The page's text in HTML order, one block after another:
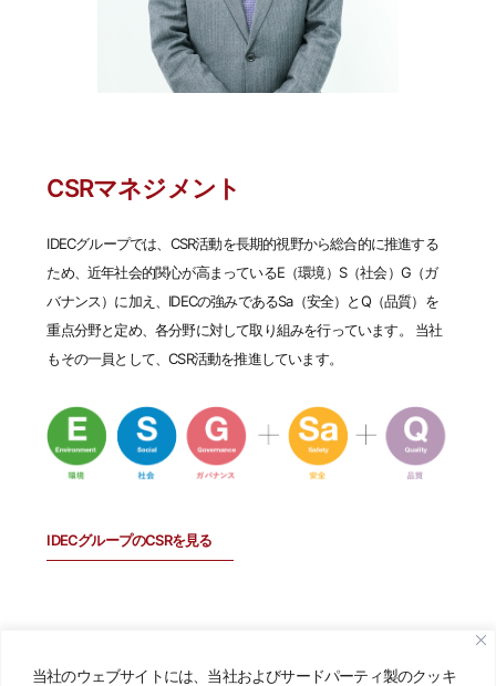
当社のウェブサイトには、当社およびサードパーティ製のクッキ
CSRマネジメント
IDECグループでは、CSR活動を長期的視野から総合的に推進する
ため、近年社会的関心が高まっているE（環境）S（社会）G（ガ
バナンス）に加え、IDECの強みであるSa（安全）とQ（品質）を
重点分野と定め、各分野に対して取り組みを行っています。 当社
もその一員として、CSR活動を推進しています。
IDECグループのCSRを見る
CSR